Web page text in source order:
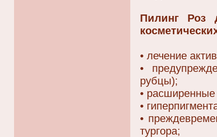
Пилинг Роз
• лечение
•
рубцы);
•
•
•
тургора;